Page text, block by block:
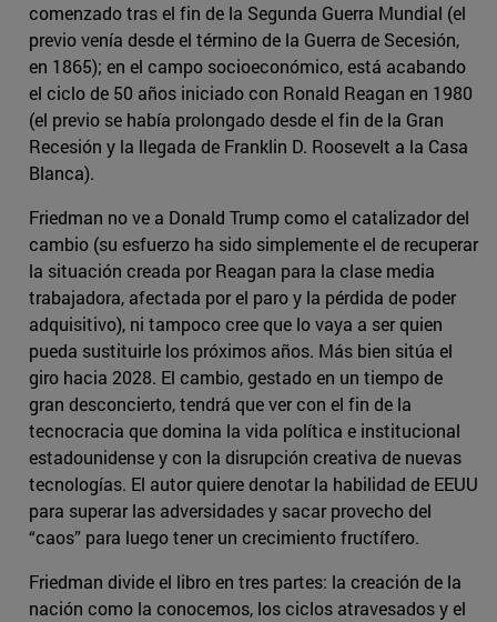
comenzado tras el fin de la Segunda Guerra Mundial (el
previo venía desde el término de la Guerra de Secesión,
en 1865); en el campo socioeconómico, está acabando
el ciclo de 50 años iniciado con Ronald Reagan en 1980
(el previo se había prolongado desde el fin de la Gran
Recesión y la llegada de Franklin D. Roosevelt a la Casa
Blanca).
Friedman no ve a Donald Trump como el catalizador del
cambio (su esfuerzo ha sido simplemente el de recuperar
la situación creada por Reagan para la clase media
trabajadora, afectada por el paro y la pérdida de poder
adquisitivo), ni tampoco cree que lo vaya a ser quien
pueda sustituirle los próximos años. Más bien sitúa el
giro hacia 2028. El cambio, gestado en un tiempo de
gran desconcierto, tendrá que ver con el fin de la
tecnocracia que domina la vida política e institucional
estadounidense y con la disrupción creativa de nuevas
tecnologías. El autor quiere denotar la habilidad de EEUU
para superar las adversidades y sacar provecho del
“caos” para luego tener un crecimiento fructífero.
Friedman divide el libro en tres partes: la creación de la
nación como la conocemos, los ciclos atravesados y el